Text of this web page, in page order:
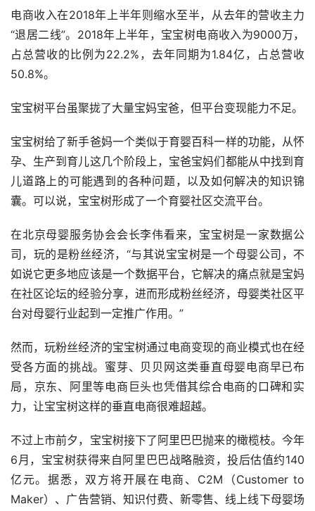
电商收入在2018年上半年则缩水至半，从去年的营收主力
“退居二线”。2018年上半年，宝宝树电商收入为9000万，
占总营收的比例为22.2%，去年同期为1.84亿，占总营收
50.8%。
宝宝树平台虽聚拢了大量宝妈宝爸，但平台变现能力不足。
宝宝树给了新手爸妈一个类似于育婴百科一样的功能，从怀
孕、生产到育儿这几个阶段上，宝爸宝妈们都能从中找到育
儿道路上的可能遇到的各种问题，以及如何解决的知识锦
囊。可以说，宝宝树形成了一个育婴社区交流平台。
在北京母婴服务协会会长李伟看来，宝宝树是一家数据公
司，玩的是粉丝经济，“与其说宝宝树是一个母婴公司，不
如说它更多地应该是一个数据平台，它解决的痛点就是宝妈
在社区论坛的经验分享，进而形成粉丝经济，母婴类社区平
台对母婴行业起到一定推广作用。”
然而，玩粉丝经济的宝宝树通过电商变现的商业模式也在经
受各方面的挑战。蜜芽、贝贝网这类垂直母婴电商早已布
局，京东、阿里等电商巨头也凭借其综合电商的口碑和实
力，让宝宝树这样的垂直电商很难超越。
不过上市前夕，宝宝树接下了阿里巴巴抛来的橄榄枝。今年
6月，宝宝树获得来自阿里巴巴战略融资，投后估值约140
亿元。据悉，双方将开展在电商、C2M（Customer to
Maker）、广告营销、知识付费、新零售、线上线下母婴场